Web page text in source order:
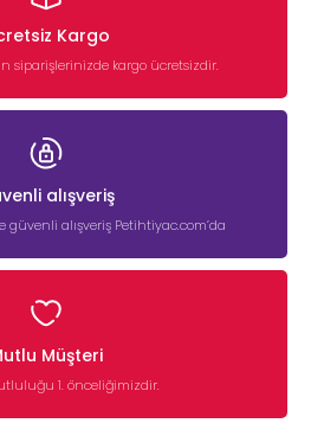
Kargo
siparişlerinizde kargo ücretsizdir.
alışveriş
güvenli alışveriş Petihtiyac.com’da
Müşteri
1. önceliğimizdir.